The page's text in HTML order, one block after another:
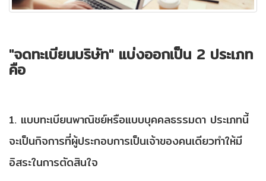
"จดทะเบียนบริษัท" แบ่งออกเป็น 2 ประเภท
คือ
1. แบบทะเบียนพาณิชย์หรือแบบบุคคลธรรมดา ประเภทนี้
จะเป็นกิจการที่ผู้ประกอบการเป็นเจ้าของคนเดียวทำให้มี
อิสระในการตัดสินใจ